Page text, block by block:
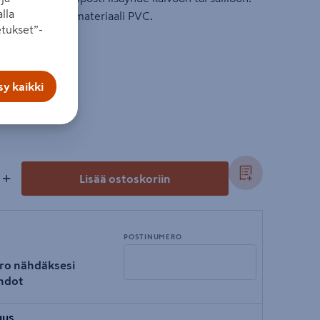
160 mm ja materiaali PVC.
+ Lisää ostoskoriin
nähdäksesi
POSTINUMERO
kaikki